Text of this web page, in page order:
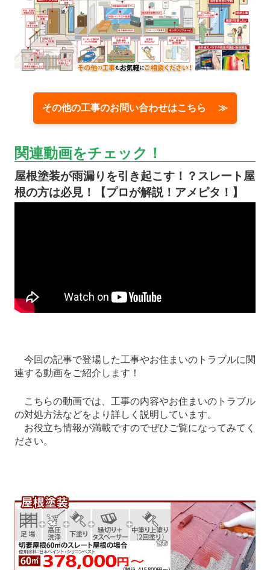
その他の工事のお問い合わせはこちら ≫
関連動画をチェック！
屋根塗装が雨漏りを引き起こす！？スレート屋
根の方は必見！【プロが解説！アメピタ！】
今回の記事で登場した工事やお住まいのトラブルに関
連する動画をご紹介します！
こちらの動画では、工事の内容やお住まいのトラブル
の対処方法などをより詳しく説明しています。
お役立ち情報が満載ですのでぜひご覧になってみてく
ださい。